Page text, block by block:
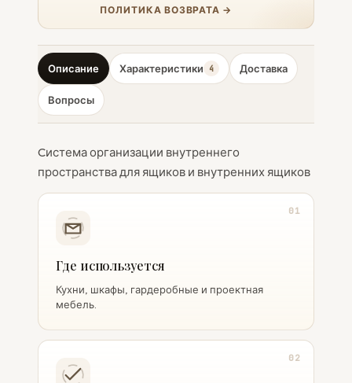
ПОЛИТИКА ВОЗВРАТА →
Описание Характеристики 4 Доставка
Вопросы
Cистема организации внутреннего
пространства для ящиков и внутренних ящиков
01
Где используется
Кухни, шкафы, гардеробные и проектная
мебель.
02